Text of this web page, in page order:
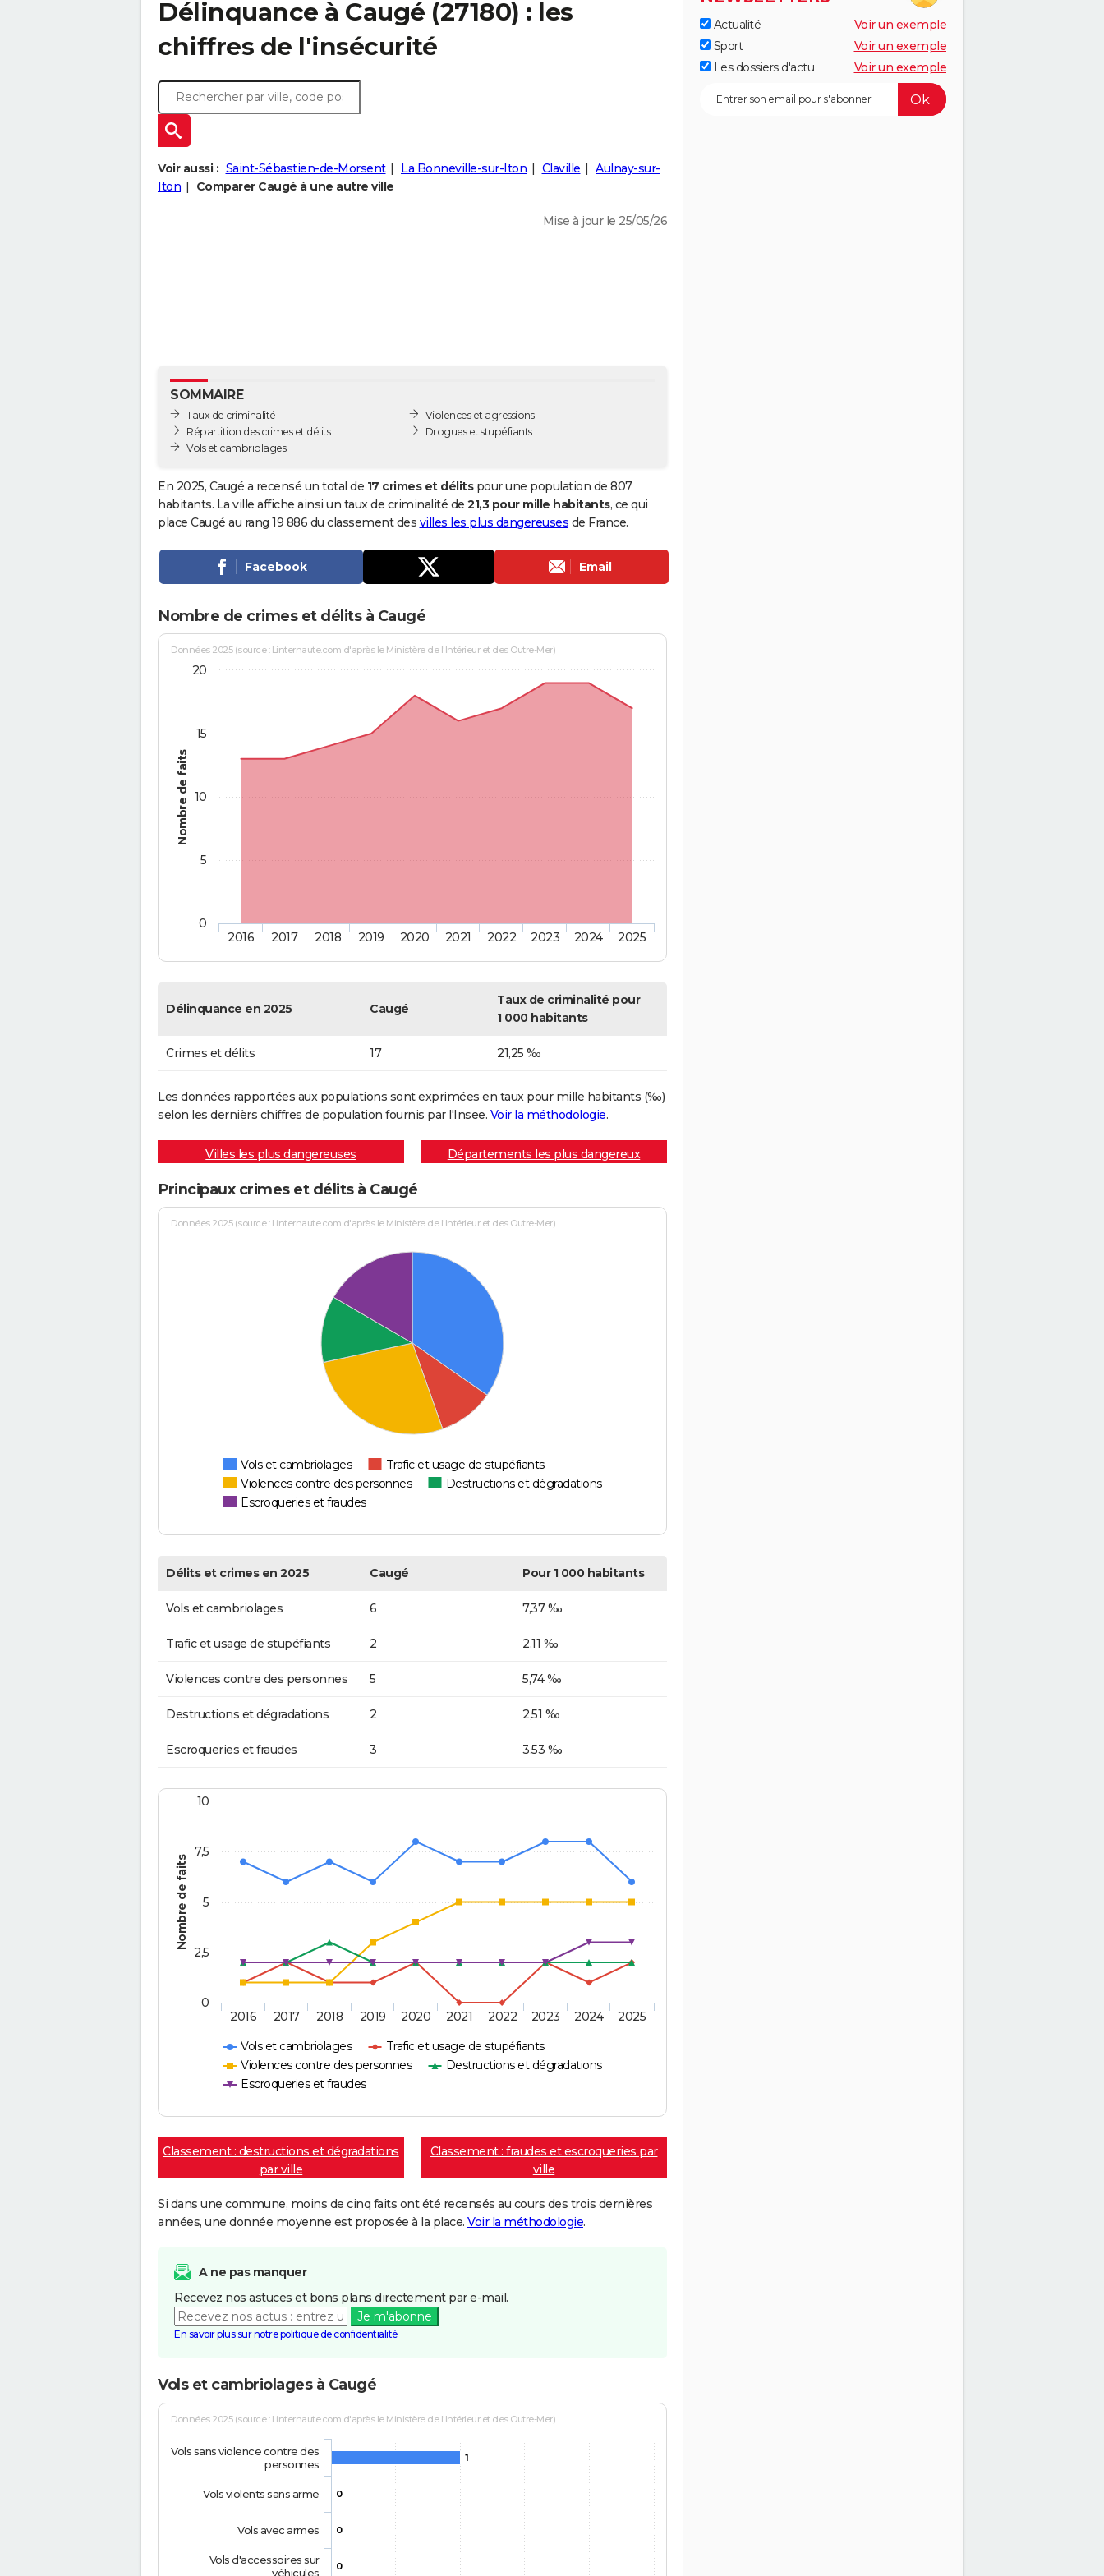
Délinquance à Caugé (27180) : les
chiffres de l'insécurité
Voir aussi : Saint-Sébastien-de-Morsent La Bonneville-sur-Iton Claville
Aulnay-sur-
Iton
Comparer Caugé à une autre ville
Mise à jour le 25/05/26
SOMMAIRE
Taux de criminalité
Répartition des crimes et délits
Vols et cambriolages
Violences et agressions
Drogues et stupéfiants
En 2025, Caugé a recensé un total de 17 crimes et délitspour une population de 807
habitants. La ville affiche ainsi un taux de criminalité de 21,3 pour mille habitants, ce qui
place Caugé au rang 19 886 du classement des villes les plus dangereuses de France.
Facebook Email
Nombre de crimes et délits à Caugé
Nombre de faits
Données 2025 (source : Linternaute.com d'après le Ministère de l'Intérieur et des Outre-Mer)
2016 2017 2018 2019 2020 2021 2022 2023 2024 2025
0
5
10
15
20
Délinquance en 2025 Caugé
Taux de criminalité pour
1 000 habitants
Crimes et délits 17 21,25 ‰
Les données rapportées aux populations sont exprimées en taux pour mille habitants (‰)
selon les dernièrs chiffres de population fournis par l'Insee. Voir la méthodologie.
Villes les plus dangereuses Départements les plus dangereux
Principaux crimes et délits à Caugé
Données 2025 (source : Linternaute.com d'après le Ministère de l'Intérieur et des Outre-Mer)
Vols et cambriolages
Trafic et usage de stupéfiants
Violences contre des personnes
Destructions et dégradations
Escroqueries et fraudes
Délits et crimes en 2025 Caugé Pour 1 000 habitants
Vols et cambriolages 6 7,37 ‰
Trafic et usage de stupéfiants 2 2,11 ‰
Violences contre des personnes 5 5,74 ‰
Destructions et dégradations 2 2,51 ‰
Escroqueries et fraudes 3 3,53 ‰
Nombre de faits
Vols et cambriolages
Trafic et usage de stupéfiants
Violences contre des personnes
Destructions et dégradations
Escroqueries et fraudes
2016 2017 2018 2019 2020 2021 2022 2023 2024 2025
0
2,5
5
7,5
10
Classement : destructions et dégradations
par ville
Classement : fraudes et escroqueries par
ville
Si dans une commune, moins de cinq faits ont été recensés au cours des trois dernières
années, une donnée moyenne est proposée à la place. Voir la méthodologie.
A ne pas manquer
Recevez nos astuces et bons plans directement par e-mail.
Je m'abonne
En savoir plus sur notre politique de confidentialité
Vols et cambriolages à Caugé
Données 2025 (source : Linternaute.com d'après le Ministère de l'Intérieur et des Outre-Mer)
1
0
0
0
Vols sans violence contre des
personnes
Vols violents sans arme
Vols avec armes
Vols d'accessoires sur
véhicules
Actualité
Voir un exemple
Sport
Voir un exemple
Les dossiers d'actu
Voir un exemple